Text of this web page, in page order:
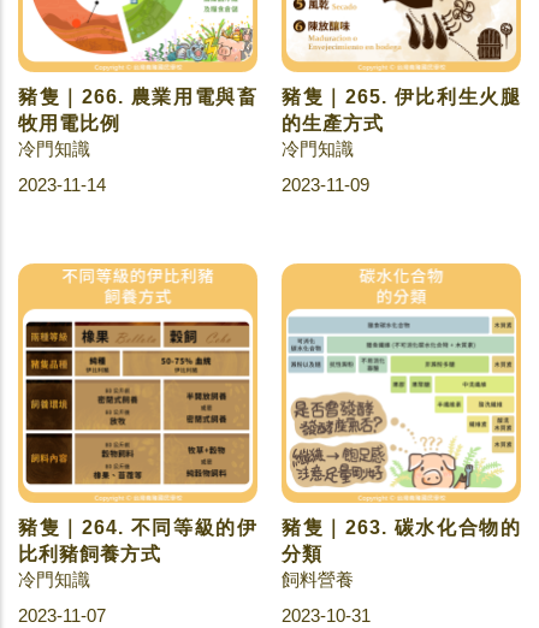
豬隻｜266. 農業用電與畜
牧用電比例
冷門知識
2023-11-14
豬隻｜265. 伊比利生火腿
的生產方式
冷門知識
2023-11-09
豬隻｜264. 不同等級的伊
比利豬飼養方式
冷門知識
2023-11-07
豬隻｜263. 碳水化合物的
分類
飼料營養
2023-10-31